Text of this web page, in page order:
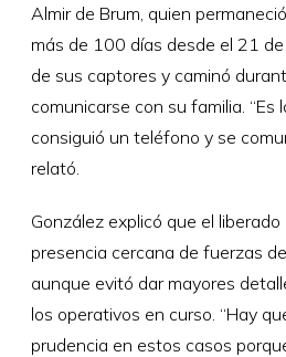
Almir de Brum, quien
más de 100 días desde el 21
de sus captores y caminó
comunicarse con su familia. “Es
consiguió un teléfono y se
relató.
González explicó que el
presencia cercana de fuerzas
aunque evitó dar mayores
los operativos en curso. “Hay
prudencia en estos casos